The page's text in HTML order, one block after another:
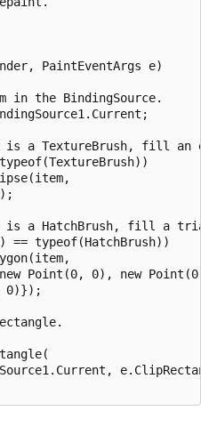
PaintEventArgs e)
in the BindingSource.
a TextureBrush, fill an
a HatchBrush, fill a
== typeof(HatchBrush))
Point(0, 0), new
0)});